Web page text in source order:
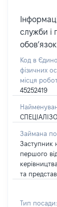
служби і
Код в
фізичних
місця
45252419
Займана
Заступник
першого
та
Тип посади: